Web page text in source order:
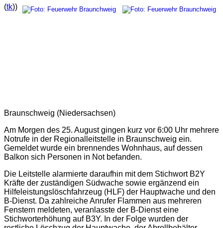
(tk))
Braunschweig (Niedersachsen)
Am Morgen des 25. August gingen kurz vor 6:00 Uhr mehrere
Notrufe in der Regionalleitstelle in Braunschweig ein.
Gemeldet wurde ein brennendes Wohnhaus, auf dessen
Balkon sich Personen in Not befanden.
Die Leitstelle alarmierte daraufhin mit dem Stichwort B2Y
Kräfte der zuständigen Südwache sowie ergänzend ein
Hilfeleistungslöschfahrzeug (HLF) der Hauptwache und den
B-Dienst. Da zahlreiche Anrufer Flammen aus mehreren
Fenstern meldeten, veranlasste der B-Dienst eine
Stichworterhöhung auf B3Y. In der Folge wurden der